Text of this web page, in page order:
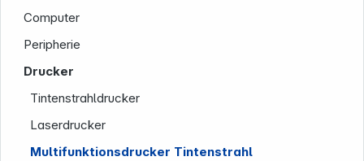
Computer
Peripherie
Drucker
Tintenstrahldrucker
Laserdrucker
Multifunktionsdrucker Tintenstrahl